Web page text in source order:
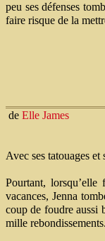
peu ses défenses
faire risque de la
de Elle James
Avec ses tatouages
Pourtant,
vacances, Jenna
coup de foudre aussi
mille rebondissements.